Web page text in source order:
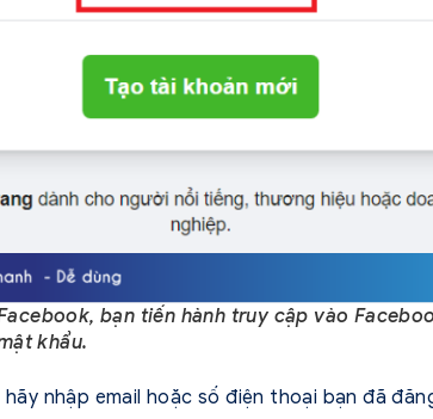
bạn tiến hành truy cập vào
khẩu.
hãy nhập email hoặc số điện thoại bạn đã